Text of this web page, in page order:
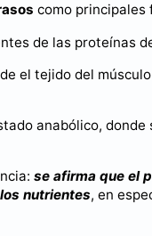
como principales
de las proteínas
el tejido del
anabólico,
se afirma que el
nutrientes, en